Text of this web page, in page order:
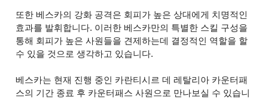
또한 베스카의 강화 공격은 회피가 높은 상대에게 치명적인
효과를 발휘합니다. 이러한 베스카만의 특별한 스킬 구성을
통해 회피가 높은 사원들을 견제하는데 결정적인 역할을 할
수 있을 것으로 생각하고 있습니다.
베스카는 현재 진행 중인 카란티시르 데 레탈리아 카운터패
스의 기간 종료 후 카운터패스 사원으로 만나보실 수 있습니